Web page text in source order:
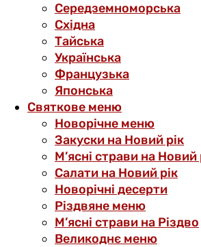
Середземноморська
Східна
Тайська
Українська
Французька
Японська
Святкове меню
Новорічне меню
Закуски на Новий рік
М’ясні страви на Новий
Салати на Новий рік
Новорічні десерти
Різдвяне меню
М’ясні страви на Різдво
Великоднє меню